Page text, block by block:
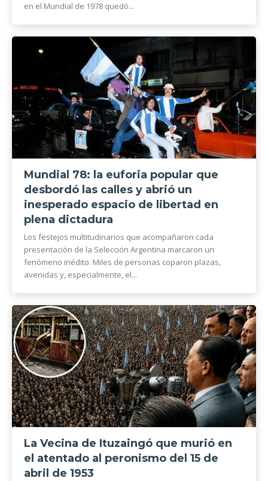
en el Mundial de 1978 quedó...
Mundial 78: la euforia popular que
desbordó las calles y abrió un
inesperado espacio de libertad en
plena dictadura
Los festejos multitudinarios que acompañaron cada
presentación de la Selección Argentina marcaron un
fenómeno inédito. Miles de personas coparon plazas,
avenidas y, especialmente, el...
La Vecina de Ituzaingó que murió en
el atentado al peronismo del 15 de
abril de 1953